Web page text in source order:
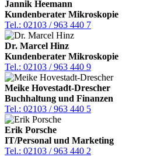
Jannik Heemann
Kundenberater Mikroskopie
Tel.: 02103 / 963 440 7
Dr. Marcel Hinz
Kundenberater Mikroskopie
Tel.: 02103 / 963 440 9
Meike Hovestadt-Drescher
Buchhaltung und Finanzen
Tel.: 02103 / 963 440 5
Erik Porsche
IT/Personal und Marketing
Tel.: 02103 / 963 440 2